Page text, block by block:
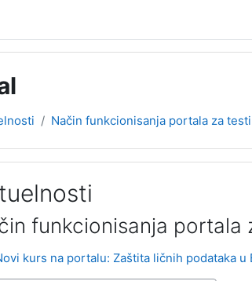
Način funkcionisanja portala za
funkcionisanja portala
kurs na portalu: Zaštita ličnih podataka u